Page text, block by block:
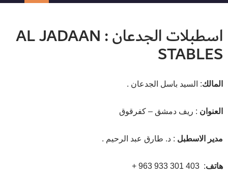
اسطبلات الجدعان : AL JADAAN
STABLES
المالك: السيد باسل الجدعان .
العنوان : ريف دمشق – كفرقوق
مدير الاسطبل : د. طارق عبد الرحيم .
هاتف: 403 301 933 963 +